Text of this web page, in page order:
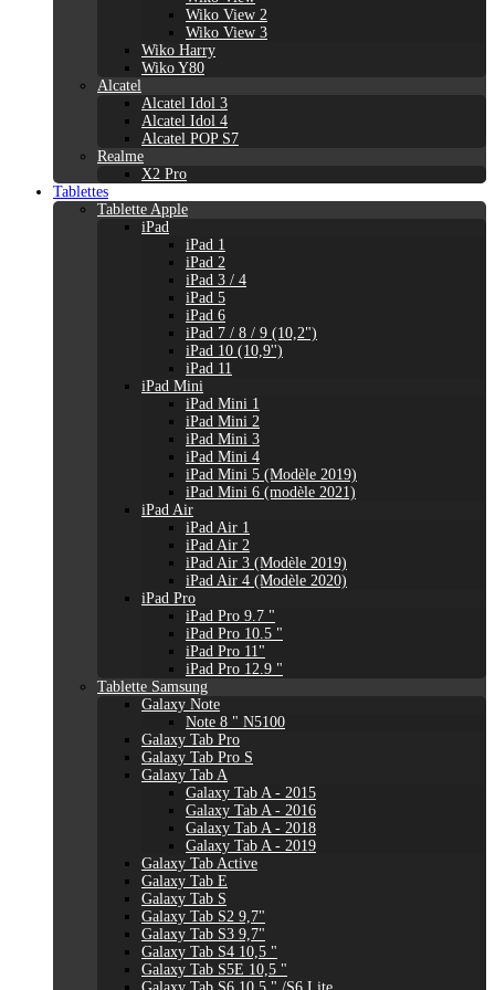
Wiko View 2
Wiko View 3
Wiko Harry
Wiko Y80
Alcatel
Alcatel Idol 3
Alcatel Idol 4
Alcatel POP S7
Realme
X2 Pro
Tablettes
Tablette Apple
iPad
iPad 1
iPad 2
iPad 3 / 4
iPad 5
iPad 6
iPad 7 / 8 / 9 (10,2")
iPad 10 (10,9'')
iPad 11
iPad Mini
iPad Mini 1
iPad Mini 2
iPad Mini 3
iPad Mini 4
iPad Mini 5 (Modèle 2019)
iPad Mini 6 (modèle 2021)
iPad Air
iPad Air 1
iPad Air 2
iPad Air 3 (Modèle 2019)
iPad Air 4 (Modèle 2020)
iPad Pro
iPad Pro 9.7 "
iPad Pro 10.5 "
iPad Pro 11"
iPad Pro 12.9 "
Tablette Samsung
Galaxy Note
Note 8 " N5100
Galaxy Tab Pro
Galaxy Tab Pro S
Galaxy Tab A
Galaxy Tab A - 2015
Galaxy Tab A - 2016
Galaxy Tab A - 2018
Galaxy Tab A - 2019
Galaxy Tab Active
Galaxy Tab E
Galaxy Tab S
Galaxy Tab S2 9,7"
Galaxy Tab S3 9,7"
Galaxy Tab S4 10,5 "
Galaxy Tab S5E 10,5 "